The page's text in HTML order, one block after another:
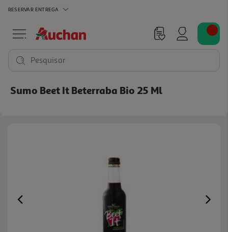
RESERVAR ENTREGA
Pesquisar
Sumo Beet It Beterraba Bio 25 Ml
Previous